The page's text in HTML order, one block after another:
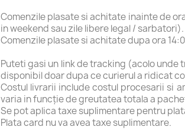
Comenzile plasate si achitate inainte de
in weekend sau zile libere legal / sarbatori).
Comenzile plasate si achitate dupa ora
Puteti gasi un link de tracking (acolo
disponibil doar dupa ce curierul a ridicat
Costul livrarii include costul procesarii si
varia in funcție de greutatea totala a
Se pot aplica taxe suplimentare pentru
Plata card nu va avea taxe suplimentare.